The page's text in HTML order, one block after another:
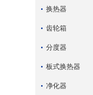
换热器
齿轮箱
分度器
板式换热器
净化器